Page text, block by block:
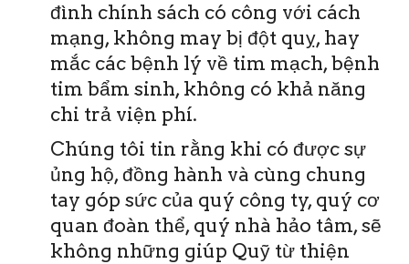
đình chính sách có công với cách
mạng, không may bị đột quỵ, hay
mắc các bệnh lý về tim mạch, bệnh
tim bẩm sinh, không có khả năng
chi trả viện phí.
Chúng tôi tin rằng khi có được sự
ủng hộ, đồng hành và cùng chung
tay góp sức của quý công ty, quý cơ
quan đoàn thể, quý nhà hảo tâm, sẽ
không những giúp Quỹ từ thiện